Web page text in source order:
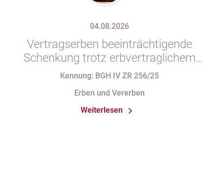
04.08.2026
Vertragserben beeinträchtigende
Schenkung trotz erbvertraglichem
Rücktrittsvorbehalt
Kennung: BGH IV ZR 256/25
Erben und Vererben
Weiterlesen